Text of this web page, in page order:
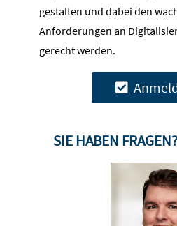
gestalten und dabei den
Anforderungen an
gerecht werden.
SIE HABEN FRAGEN?